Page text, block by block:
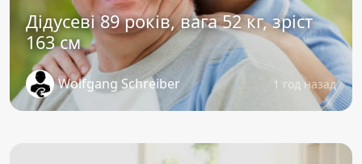
Дідусеві 89 років, вага 52 кг, зріст
163 см
Wolfgang Schreiber 1 год назад